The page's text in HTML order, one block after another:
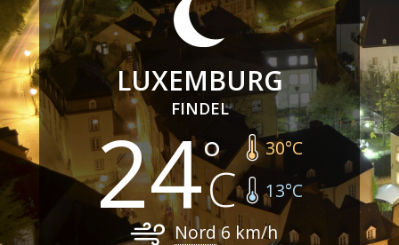
LUXEMBURG
FINDEL
24 30°C
13°C
Nord6 km/h